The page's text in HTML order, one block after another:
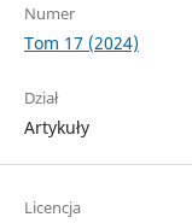
Numer
Tom 17 (2024)
Dział
Artykuły
Licencja